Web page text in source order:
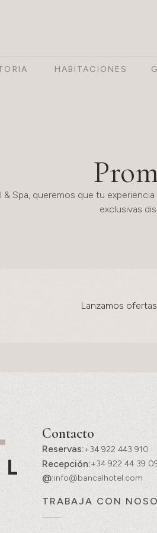
HABITACIONES
& Spa, queremos que tu
exclusivas
Lanzamos
Contacto
Reservas:+34 922 443 910
Recepción:+34 922 44 39
@:info@bancalhotel.com
TRABAJA CON